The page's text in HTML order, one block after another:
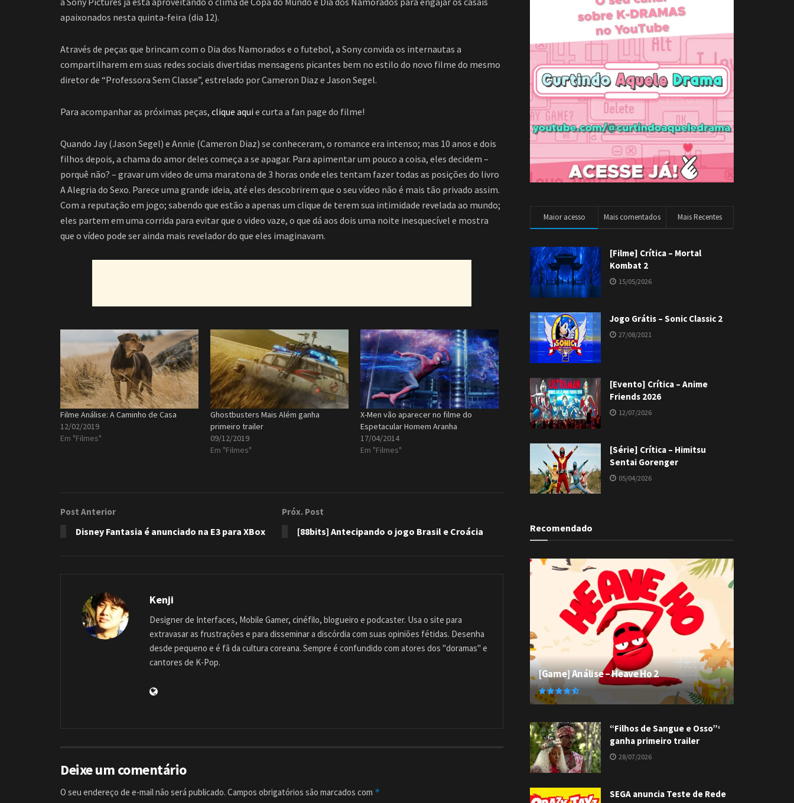
apaixonados nesta quinta-feira (dia 12).
Através de peças que brincam com o Dia dos Namorados e o futebol, a Sony convida os internautas a
compartilharem em suas redes sociais divertidas mensagens picantes bem no estilo do novo filme do mesmo
diretor de “Professora Sem Classe”, estrelado por Cameron Diaz e Jason Segel.
Para acompanhar as próximas peças, clique aqui e curta a fan page do filme!
Quando Jay (Jason Segel) e Annie (Cameron Diaz) se conheceram, o romance era intenso; mas 10 anos e dois
filhos depois, a chama do amor deles começa a se apagar. Para apimentar um pouco a coisa, eles decidem –
porquê não? – gravar um video de uma maratona de 3 horas onde eles tentam fazer todas as posições do livro
A Alegria do Sexo. Parece uma grande ideia, até eles descobrirem que o seu vídeo não é mais tão privado assim.
Com a reputação em jogo; sabendo que estão a apenas um clique de terem sua intimidade revelada ao mundo;
eles partem em uma corrida para evitar que o video vaze, o que dá aos dois uma noite inesquecível e mostra
que o vídeo pode ser ainda mais revelador do que eles imaginavam.
Filme Análise: A Caminho de Casa
12/02/2019
Em "Filmes"
Ghostbusters Mais Além ganha
primeiro trailer
09/12/2019
Em "Filmes"
X-Men vão aparecer no filme do
Espetacular Homem Aranha
17/04/2014
Em "Filmes"
Post Anterior
Disney Fantasia é anunciado na E3 para XBox
Próx. Post
[88bits] Antecipando o jogo Brasil e Croácia
Kenji
Designer de Interfaces, Mobile Gamer, cinéfilo, blogueiro e podcaster. Usa o site para
extravasar as frustrações e para disseminar a discórdia com suas opiniões fétidas. Desenha
desde pequeno e é fã da cultura coreana. Sempre é confundido com atores dos "doramas" e
cantores de K-Pop.
Deixe um comentário
O seu endereço de e-mail não será publicado. Campos obrigatórios são marcados com *
Maior acesso Mais comentados Mais Recentes
[Filme] Crítica – Mortal
Kombat 2
15/05/2026
Jogo Grátis – Sonic Classic 2
27/08/2021
[Evento] Crítica – Anime
Friends 2026
12/07/2026
[Série] Crítica – Himitsu
Sentai Gorenger
05/04/2026
Recomendado
[Game] Análise – Heave Ho 2
“Filhos de Sangue e Osso”‘
ganha primeiro trailer
28/07/2026
SEGA anuncia Teste de Rede